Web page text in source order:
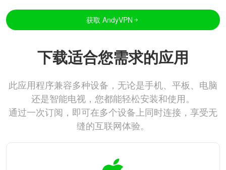
获取 AndyVPN
下载适合您需求的应用
此应用程序兼容多种设备，无论是手机、平板、电脑
还是智能电视，您都能轻松安装和使用。
通过一次订阅，即可在多个设备上同时连接，享受无
缝的互联网体验。